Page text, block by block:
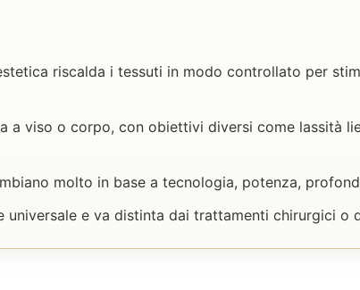
riscalda i tessuti in modo controllato per
a viso o corpo, con obiettivi diversi come lassità
molto in base a tecnologia, potenza,
universale e va distinta dai trattamenti chirurgici o